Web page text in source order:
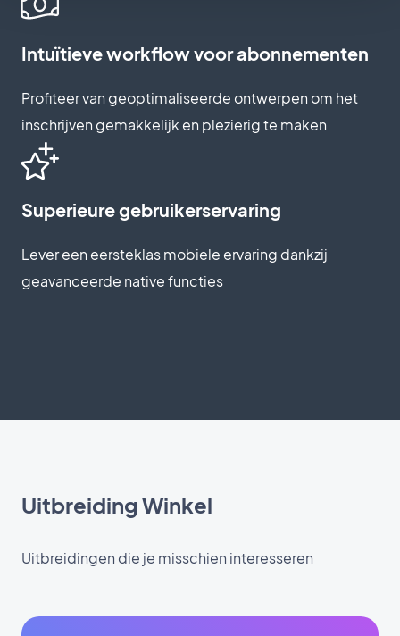
Intuïtieve workflow voor abonnementen
Profiteer van geoptimaliseerde ontwerpen om het
inschrijven gemakkelijk en plezierig te maken
Superieure gebruikerservaring
Lever een eersteklas mobiele ervaring dankzij
geavanceerde native functies
Uitbreiding Winkel
Uitbreidingen die je misschien interesseren